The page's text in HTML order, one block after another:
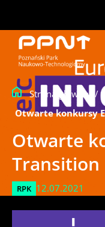
treści
Strona główna /
Otwarte konkursy
Otwarte
Transition
RPK 12.07.2021